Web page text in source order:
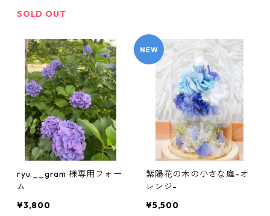
SOLD OUT
ryu.__gram 様専用フォー
ム
¥3,800
紫陽花の木の小さな庭-オ
レンジ-
¥5,500